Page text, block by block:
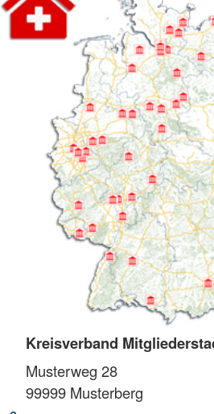
Kreisverband
Musterweg 28
99999 Musterberg